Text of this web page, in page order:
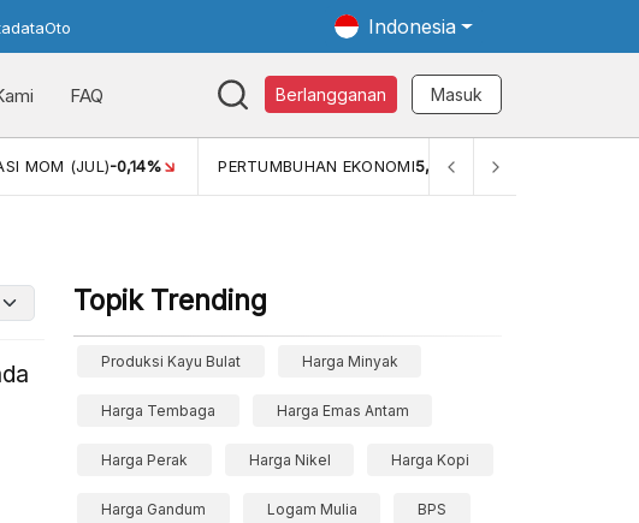
Indonesia
FAQ Berlangganan Masuk
MOM (JUL)-0,14% PERTUMBUHAN EKONOMI5,11%
Topik Trending
Produksi Kayu Bulat Harga Minyak
Harga Tembaga Harga Emas Antam
Harga Perak Harga Nikel Harga Kopi
Harga Gandum Logam Mulia BPS